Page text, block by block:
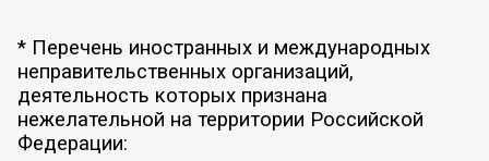
* Перечень иностранных и международных
неправительственных организаций,
деятельность которых признана
нежелательной на территории Российской
Федерации: